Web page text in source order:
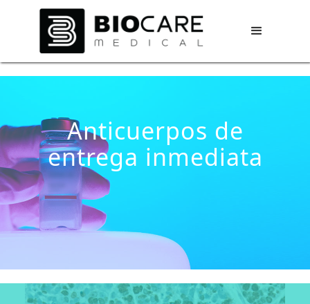
Anticuerpos de
entrega inmediata